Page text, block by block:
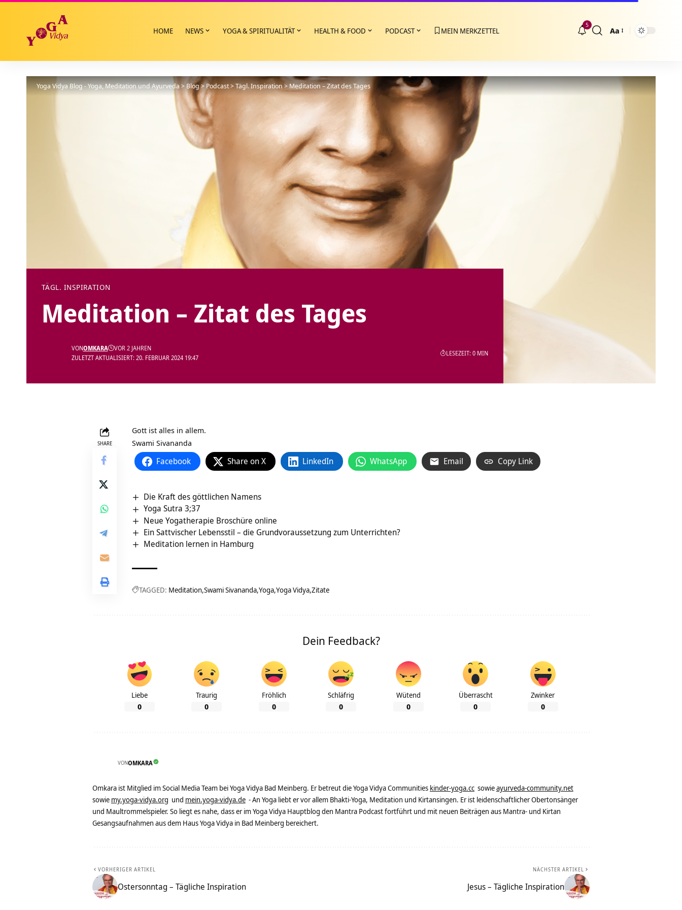
HOME NEWS YOGA & SPIRITUALITÄT HEALTH & FOOD PODCAST MEIN MERKZETTEL
5
Größenänderung
Aa
Yoga Vidya Blog - Yoga, Meditation und Ayurveda>Blog>Podcast>Tägl. Inspiration>Meditation – Zitat des Tages
TÄGL. INSPIRATION
Meditation – Zitat des Tages
ZULETZT AKTUALISIERT: 20. FEBRUAR 2024 19:47
VONOMKARA VOR 2 JAHREN
LESEZEIT: 0 MIN
SHARE
Gott ist alles in allem.
Swami Sivananda
Facebook Share on X LinkedIn WhatsApp Email Copy Link
Die Kraft des göttlichen Namens
Yoga Sutra 3;37
Neue Yogatherapie Broschüre online
Ein Sattvischer Lebensstil – die Grundvoraussetzung zum Unterrichten?
Meditation lernen in Hamburg
TAGGED: Meditation Swami Sivananda Yoga Yoga Vidya Zitate
Dein Feedback?
Liebe
0
Traurig
0
Fröhlich
0
Schläfrig
0
Wütend
0
Überrascht
0
Zwinker
0
VONOMKARA
Omkara ist Mitglied im Social Media Team bei Yoga Vidya Bad Meinberg. Er betreut die Yoga Vidya Communities kinder-yoga.cc sowieayurveda-community.net
sowie my.yoga-vidya.org und mein.yoga-vidya.de - An Yoga liebt er vor allem Bhakti-Yoga, Meditation und Kirtansingen. Er ist leidenschaftlicher Obertonsänger
und Maultrommelspieler. So liegt es nahe, dass er im Yoga Vidya Hauptblog den Mantra Podcast fortführt und mit neuen Beiträgen aus Mantra- und Kirtan
Gesangsaufnahmen aus dem Haus Yoga Vidya in Bad Meinberg bereichert.
VORHERIGER ARTIKEL
Ostersonntag – Tägliche Inspiration
NÄCHSTER ARTIKEL
Jesus – Tägliche Inspiration